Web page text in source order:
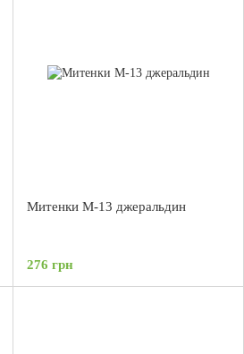
Митенки М-13 джеральдин
276 грн